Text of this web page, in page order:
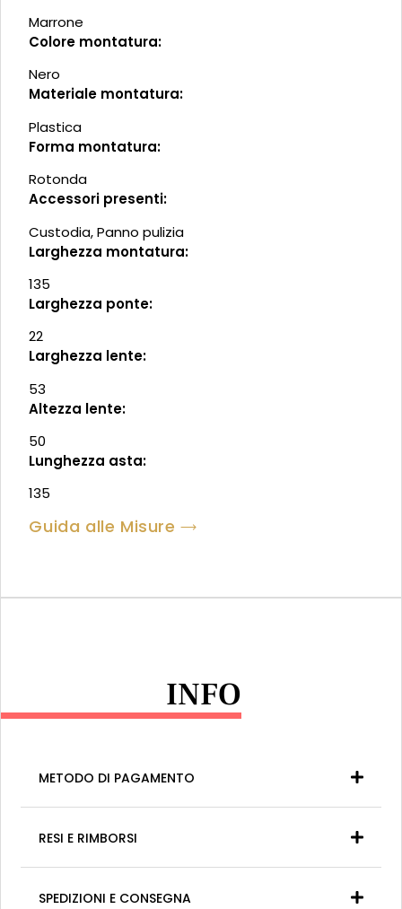
Marrone
Colore montatura:
Nero
Materiale montatura:
Plastica
Forma montatura:
Rotonda
Accessori presenti:
Custodia, Panno pulizia
Larghezza montatura:
135
Larghezza ponte:
22
Larghezza lente:
53
Altezza lente:
50
Lunghezza asta:
135
Guida alle Misure
INFO
METODO DI PAGAMENTO
RESI E RIMBORSI
SPEDIZIONI E CONSEGNA